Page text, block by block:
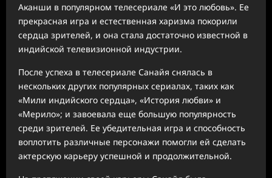
Аканши в популярном телесериале «И это любовь». Ее
прекрасная игра и естественная харизма покорили
сердца зрителей, и она стала достаточно известной в
индийской телевизионной индустрии.
После успеха в телесериале Санайя снялась в
нескольких других популярных сериалах, таких как
«Мили индийского сердца», «История любви» и
«Мерило»; и завоевала еще большую популярность
среди зрителей. Ее убедительная игра и способность
воплотить различные персонажи помогли ей сделать
актерскую карьеру успешной и продолжительной.